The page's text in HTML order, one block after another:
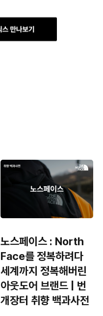
노스페이스 : North
Face를 정복하려다
세계까지 정복해버린
아웃도어 브랜드 | 번
개장터 취향 백과사전